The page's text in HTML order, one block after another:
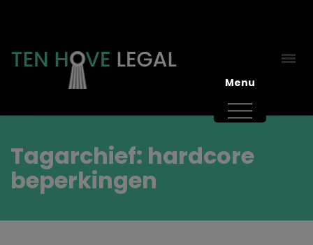
Tagarchief: hardcore
beperkingen
Menu